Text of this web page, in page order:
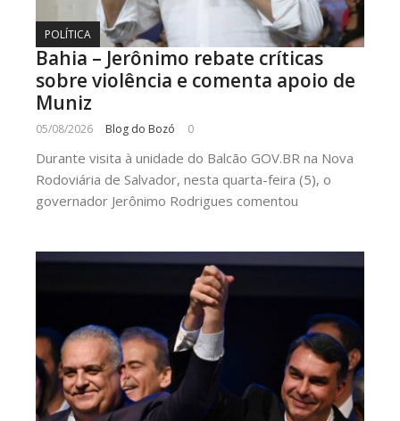
POLÍTICA
Bahia – Jerônimo rebate críticas
sobre violência e comenta apoio de
Muniz
05/08/2026 Blog do Bozó 0
Durante visita à unidade do Balcão GOV.BR na Nova
Rodoviária de Salvador, nesta quarta-feira (5), o
governador Jerônimo Rodrigues comentou